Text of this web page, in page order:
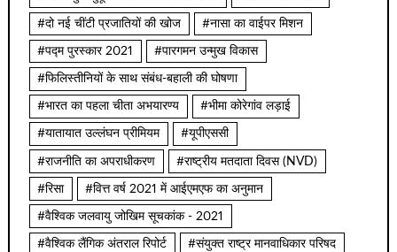
#दो नई चींटी प्रजातियों की खोज #नासा का वाईपर मिशन
#पद्म पुरस्कार 2021 #पारगमन उन्मुख विकास
#फिलिस्तीनियों के साथ संबंध-बहाली की घोषणा
#भारत का पहला चीता अभयारण्य #भीमा कोरेगांव लड़ाई
#यातायात उल्लंघन प्रीमियम #यूपीएससी
#राजनीति का अपराधीकरण #राष्ट्रीय मतदाता दिवस (NVD)
#रिसा #वित्त वर्ष 2021 में आईएमएफ का अनुमान
#वैश्विक जलवायु जोखिम सूचकांक - 2021
#वैश्विक लैंगिक अंतराल रिपोर्ट #संयुक्त राष्ट्र मानवाधिकार परिषद